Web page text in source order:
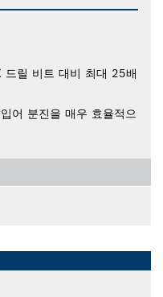
릴 비트 대비 최대 25배
어 분진을 매우 효율적으